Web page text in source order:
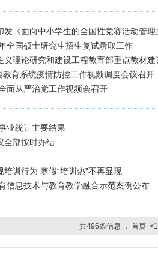
发《面向中小学生的全国性竞赛活动管理
全国硕士研究生招生复试录取工作
义理论研究和建设工程教育部重点教材
育系统疫情防控工作视频调度会议召开
面从严治党工作视频会召开
业统计主要结果
全部按时办结
训行为 寒假“培训热”不再显现
信息技术与教育教学融合示范案例公布
共496条信息 ，首页 <